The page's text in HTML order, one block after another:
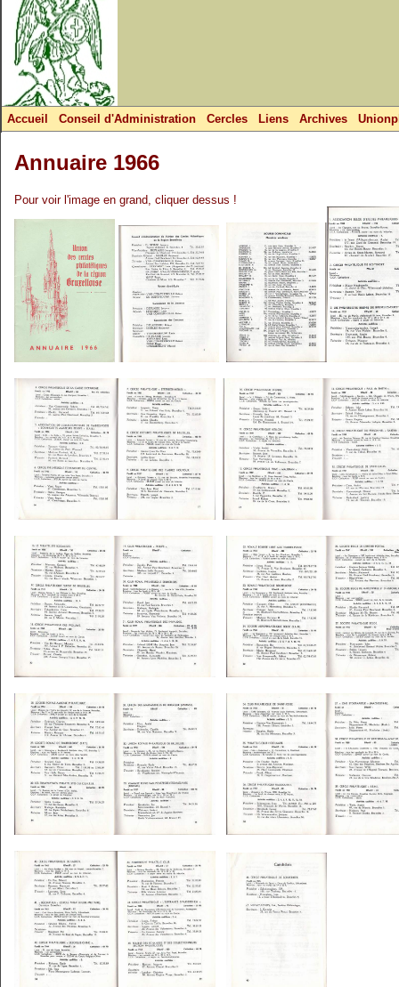
Accueil Conseil d'Administration Cercles Liens Archives
Annuaire 1966
Pour voir l'image en grand, cliquer dessus !